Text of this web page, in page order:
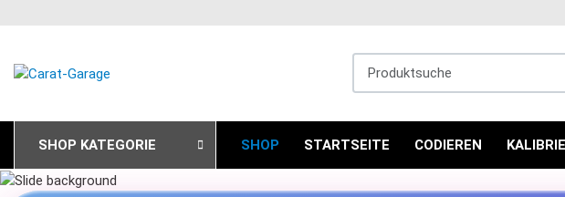
SHOP KATEGORIE SHOP STARTSEITE CODIEREN